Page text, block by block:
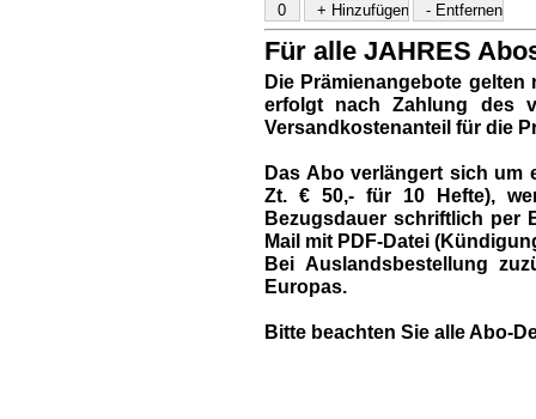
Für alle JAHRES
Die Prämienangebote
erfolgt nach Zahlung des
Versandkostenanteil für die
Das Abo verlängert sich um
Zt. € 50,- für 10 Hefte),
Bezugsdauer schriftlich per
Mail mit PDF-Datei
Bei Auslandsbestellung
Europas.
Bitte beachten Sie alle Abo-